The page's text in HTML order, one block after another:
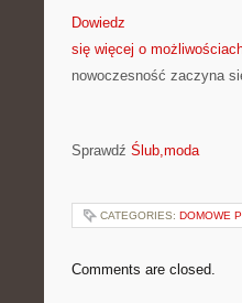
Dowiedz
się więcej o
nowoczesność zaczyna
Sprawdź Ślub,moda
CATEGORIES: DOMOWE
Comments are closed.